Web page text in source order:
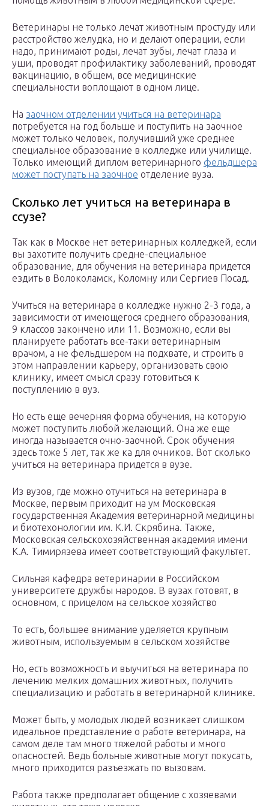
Ветеринары не только лечат животным простуду или
расстройство желудка, но и делают операции, если
надо, принимают роды, лечат зубы, лечат глаза и
уши, проводят профилактику заболеваний, проводят
вакцинацию, в общем, все медицинские
специальности воплощают в одном лице.
На заочном отделении учиться на ветеринара
потребуется на год больше и поступить на заочное
может только человек, получивший уже среднее
специальное образование в колледже или училище.
Только имеющий диплом ветеринарного фельдшера
может поступать на заочное отделение вуза.
Сколько лет учиться на ветеринара в
ссузе?
Так как в Москве нет ветеринарных колледжей, если
вы захотите получить средне-специальное
образование, для обучения на ветеринара придется
ездить в Волоколамск, Коломну или Сергиев Посад.
Учиться на ветеринара в колледже нужно 2-3 года, а
зависимости от имеющегося среднего образования,
9 классов закончено или 11. Возможно, если вы
планируете работать все-таки ветеринарным
врачом, а не фельдшером на подхвате, и строить в
этом направлении карьеру, организовать свою
клинику, имеет смысл сразу готовиться к
поступлению в вуз.
Но есть еще вечерняя форма обучения, на которую
может поступить любой желающий. Она же еще
иногда называется очно-заочной. Срок обучения
здесь тоже 5 лет, так же ка для очников. Вот сколько
учиться на ветеринара придется в вузе.
Из вузов, где можно отучиться на ветеринара в
Москве, первым приходит на ум Московская
государственная Академия ветеринарной медицины
и биотехонологии им. К.И. Скрябина. Также,
Московская сельскохозяйственная академия имени
К.А. Тимирязева имеет соответствующий факультет.
Сильная кафедра ветеринарии в Российском
университете дружбы народов. В вузах готовят, в
основном, с прицелом на сельское хозяйство
То есть, большее внимание уделяется крупным
животным, используемым в сельском хозяйстве
Но, есть возможность и выучиться на ветеринара по
лечению мелких домашних животных, получить
специализацию и работать в ветеринарной клинике.
Может быть, у молодых людей возникает слишком
идеальное представление о работе ветеринара, на
самом деле там много тяжелой работы и много
опасностей. Ведь больные животные могут покусать,
много приходится разъезжать по вызовам.
Работа также предполагает общение с хозяевами